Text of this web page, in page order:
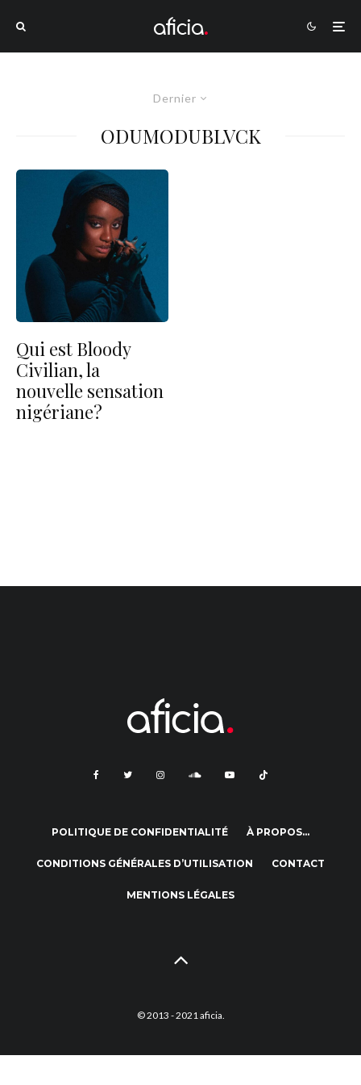
Dernier
ODUMODUBLVCK
Qui est Bloody
Civilian, la
nouvelle sensation
nigériane?
POLITIQUE DE CONFIDENTIALITÉ À PROPOS…
CONDITIONS GÉNÉRALES D’UTILISATION CONTACT
MENTIONS LÉGALES
© 2013 - 2021 aficia.